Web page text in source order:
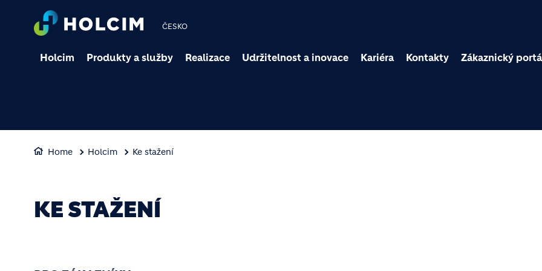
ČESKO
Holcim Produkty a služby Realizace Udržitelnost a inovace Kariéra Kontakty Zákaznický
Home Holcim Ke stažení
KE STAŽENÍ